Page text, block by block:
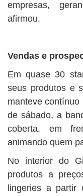
empresas,
afirmou.
Vendas e
Em quase 30
seus produtos e
manteve
de sábado, a
coberta, em
animando quem
No interior do
produtos a
lingeries a partir